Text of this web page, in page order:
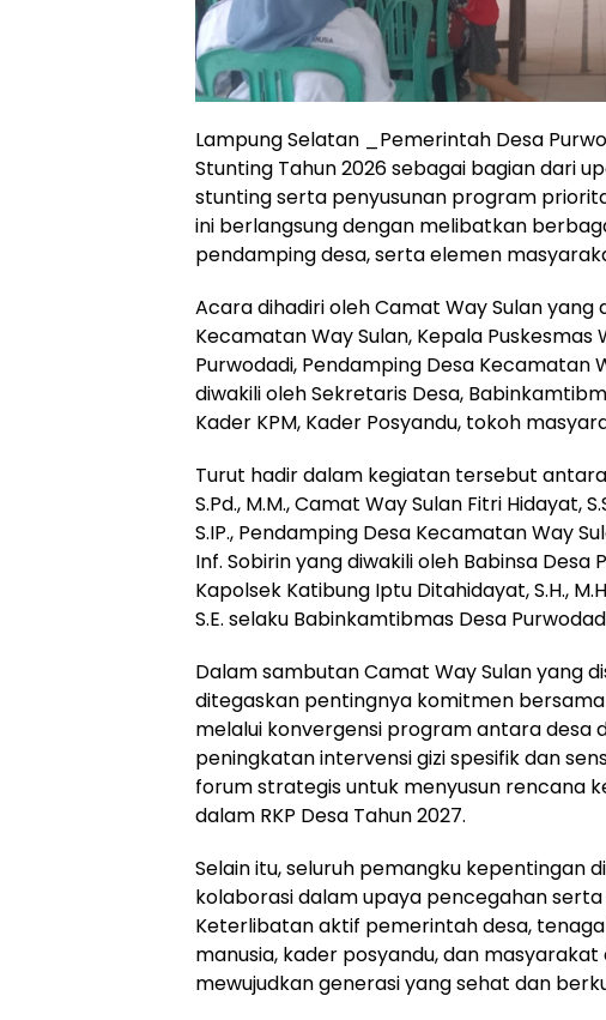
Lampung Selatan _Pemerintah Desa
Stunting Tahun 2026 sebagai bagian dari
stunting serta penyusunan program
ini berlangsung dengan melibatkan
pendamping desa, serta elemen
Acara dihadiri oleh Camat Way Sulan yang
Kecamatan Way Sulan, Kepala Puskesmas
Purwodadi, Pendamping Desa Kecamatan
diwakili oleh Sekretaris Desa,
Kader KPM, Kader Posyandu, tokoh
Turut hadir dalam kegiatan tersebut
S.Pd., M.M., Camat Way Sulan Fitri Hidayat,
S.IP., Pendamping Desa Kecamatan Way
Inf. Sobirin yang diwakili oleh Babinsa Desa
Kapolsek Katibung Iptu Ditahidayat, S.H.,
S.E. selaku Babinkamtibmas Desa
Dalam sambutan Camat Way Sulan yang
ditegaskan pentingnya komitmen
melalui konvergensi program antara desa
peningkatan intervensi gizi spesifik dan
forum strategis untuk menyusun rencana
dalam RKP Desa Tahun 2027.
Selain itu, seluruh pemangku kepentingan
kolaborasi dalam upaya pencegahan
Keterlibatan aktif pemerintah desa,
manusia, kader posyandu, dan
mewujudkan generasi yang sehat dan